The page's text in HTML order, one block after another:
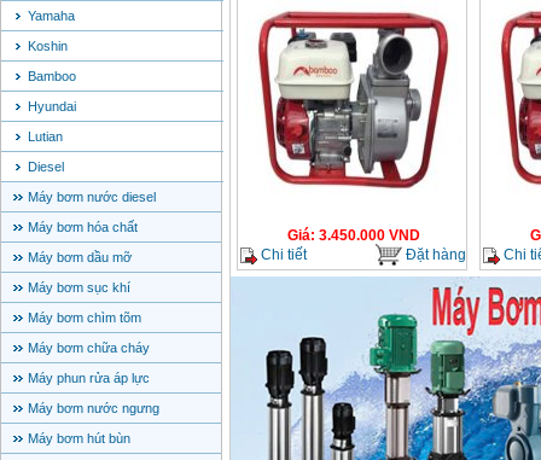
Yamaha
Koshin
Bamboo
Hyundai
Lutian
Diesel
Máy bơm nước diesel
Máy bơm hóa chất
Máy bơm dầu mỡ
Máy bơm sục khí
Máy bơm chìm tõm
Máy bơm chữa cháy
Máy phun rửa áp lực
Máy bơm nước ngưng
Máy bơm hút bùn
Giá: 3.450.000VND
Chi tiết
Đặt hàng
Chi